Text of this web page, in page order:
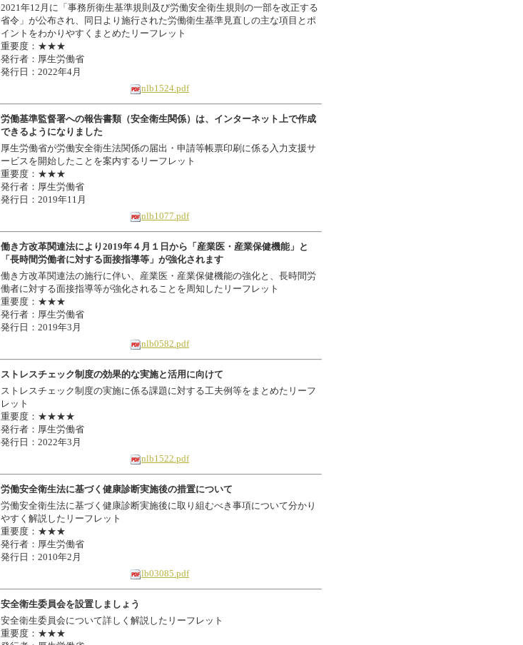
2021年12月に「事務所衛生基準規則及び労働安全衛生規則の一部を改正する
省令」が公布され、同日より施行された労働衛生基準見直しの主な項目とポ
イントをわかりやすくまとめたリーフレット
重要度：★★★
発行者：厚生労働省
発行日：2022年4月
nlb1524.pdf
労働基準監督署への報告書類（安全衛生関係）は、インターネット上で作成
できるようになりました
厚生労働省が労働安全衛生法関係の届出・申請等帳票印刷に係る入力支援サ
ービスを開始したことを案内するリーフレット
重要度：★★★
発行者：厚生労働省
発行日：2019年11月
nlb1077.pdf
働き方改革関連法により2019年４月１日から「産業医・産業保健機能」と
「長時間労働者に対する面接指導等」が強化されます
働き方改革関連法の施行に伴い、産業医・産業保健機能の強化と、長時間労
働者に対する面接指導等が強化されることを周知したリーフレット
重要度：★★★
発行者：厚生労働省
発行日：2019年3月
nlb0582.pdf
ストレスチェック制度の効果的な実施と活用に向けて
ストレスチェック制度の実施に係る課題に対する工夫例等をまとめたリーフ
レット
重要度：★★★★
発行者：厚生労働省
発行日：2022年3月
nlb1522.pdf
労働安全衛生法に基づく健康診断実施後の措置について
労働安全衛生法に基づく健康診断実施後に取り組むべき事項について分かり
やすく解説したリーフレット
重要度：★★★
発行者：厚生労働省
発行日：2010年2月
lb03085.pdf
安全衛生委員会を設置しましょう
安全衛生委員会について詳しく解説したリーフレット
重要度：★★★